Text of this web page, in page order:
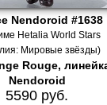
Nendoroid #1638
Hetalia World Stars
Мировые звёзды)
Rouge,
Nendoroid
5590 руб.